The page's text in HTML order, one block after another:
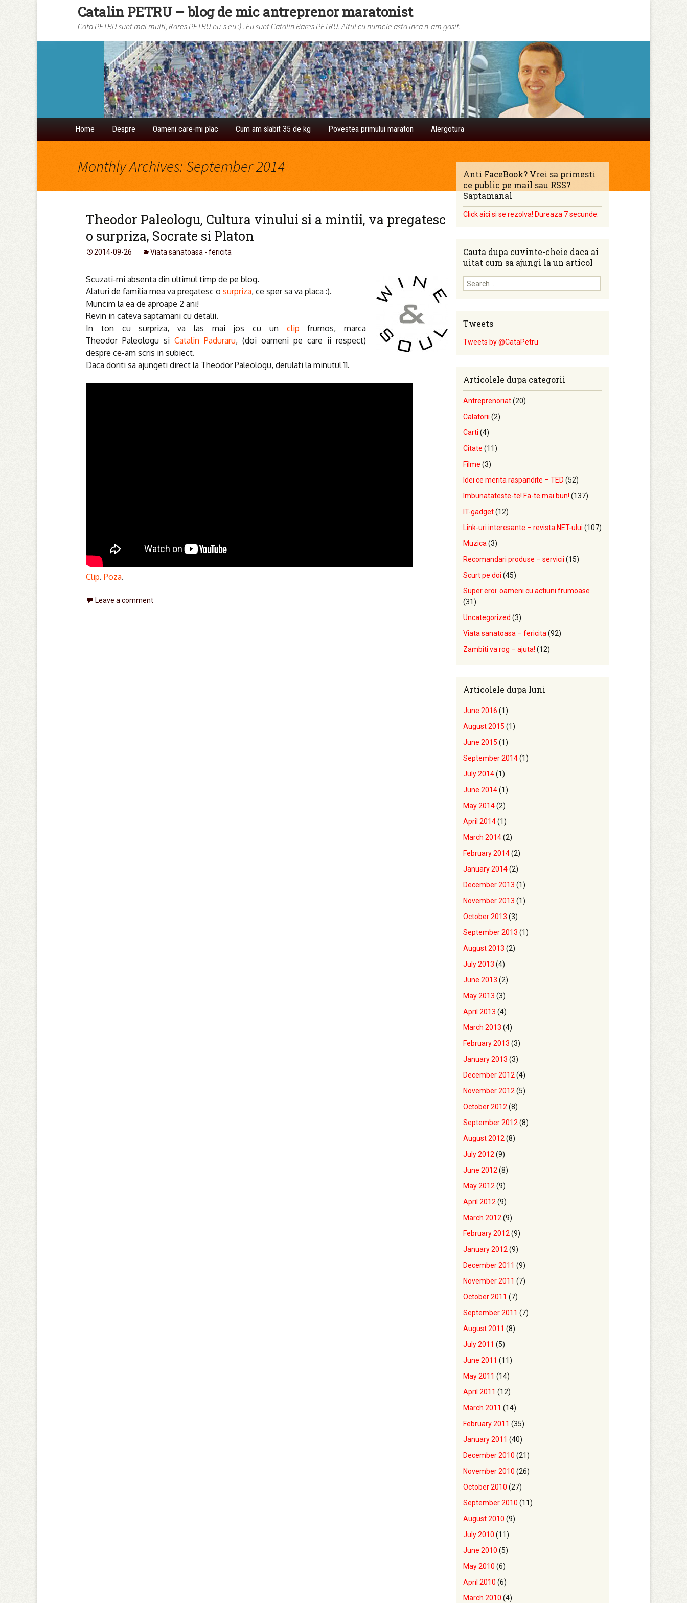
Catalin PETRU – blog de mic antreprenor maratonist
Cata PETRU sunt mai multi, Rares PETRU nu-s eu :) . Eu sunt Catalin Rares PETRU. Altul cu numele asta inca n-am gasit.
Skip to content
Home Despre Oameni care-mi plac Cum am slabit 35 de kg Povestea primului maraton Alergotura
Monthly Archives: September 2014
Theodor Paleologu, Cultura vinului si a mintii, va pregatesc
o surpriza, Socrate si Platon
2014-09-26 Viata sanatoasa - fericita
Scuzati-mi absenta din ultimul timp de pe blog.
Alaturi de familia mea va pregatesc o surpriza, ce sper sa va placa :).
Muncim la ea de aproape 2 ani!
Revin in cateva saptamani cu detalii.
In ton cu surpriza, va las mai jos cu un clip frumos, marca
Theodor Paleologu si Catalin Paduraru, (doi oameni pe care ii respect)
despre ce-am scris in subiect.
Daca doriti sa ajungeti direct la Theodor Paleologu, derulati la minutul 11.
Clip. Poza.
Leave a comment
Anti FaceBook? Vrei sa primesti
ce public pe mail sau RSS?
Saptamanal
Click aici si se rezolva! Dureaza 7 secunde.
Cauta dupa cuvinte-cheie daca ai
uitat cum sa ajungi la un articol
Search for:
Tweets
Tweets by @CataPetru
Articolele dupa categorii
Antreprenoriat(20)
Calatorii (2)
Carti (4)
Citate (11)
Filme (3)
Idei ce merita raspandite – TED (52)
Imbunatateste-te! Fa-te mai bun! (137)
IT-gadget(12)
Link-uri interesante – revista NET-ului (107)
Muzica (3)
Recomandari produse – servicii (15)
Scurt pe doi (45)
Super eroi: oameni cu actiuni frumoase
(31)
Uncategorized (3)
Viata sanatoasa – fericita (92)
Zambiti va rog – ajuta! (12)
Articolele dupa luni
June 2016 (1)
August 2015 (1)
June 2015 (1)
September 2014(1)
July 2014(1)
June 2014(1)
May 2014(2)
April 2014(1)
March 2014(2)
February 2014(2)
January 2014(2)
December 2013 (1)
November 2013 (1)
October 2013 (3)
September 2013 (1)
August 2013 (2)
July 2013 (4)
June 2013 (2)
May 2013 (3)
April 2013 (4)
March 2013 (4)
February 2013 (3)
January 2013 (3)
December 2012 (4)
November 2012 (5)
October 2012 (8)
September 2012 (8)
August 2012 (8)
July 2012 (9)
June 2012 (8)
May 2012 (9)
April 2012 (9)
March 2012 (9)
February 2012 (9)
January 2012 (9)
December 2011 (9)
November 2011 (7)
October 2011 (7)
September 2011 (7)
August 2011 (8)
July 2011 (5)
June 2011 (11)
May 2011 (14)
April 2011 (12)
March 2011 (14)
February 2011 (35)
January 2011 (40)
December 2010 (21)
November 2010 (26)
October 2010 (27)
September 2010 (11)
August 2010 (9)
July 2010 (11)
June 2010 (5)
May 2010 (6)
April 2010 (6)
March 2010 (4)